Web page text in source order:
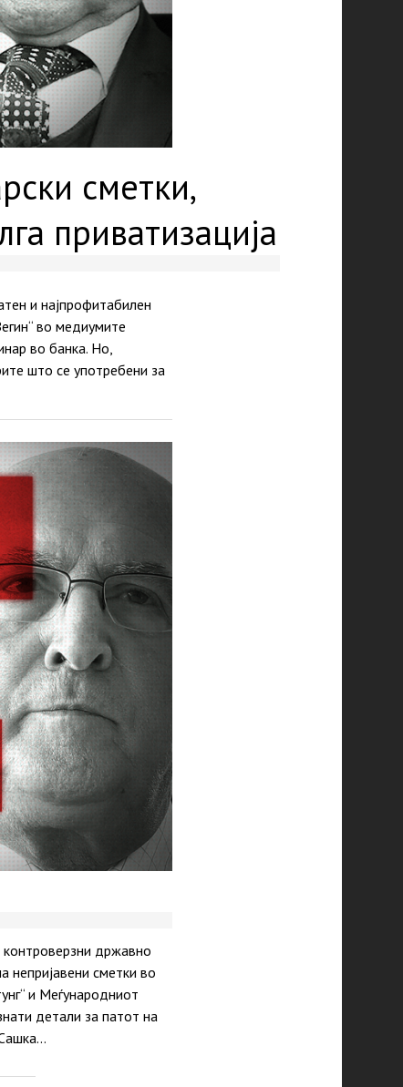
сметки,
приватизација
и најпрофитабилен
во медиумите
во банка. Но,
што се употребени за
контроверзни државно
непријавени сметки во
и Меѓународниот
детали за патот на